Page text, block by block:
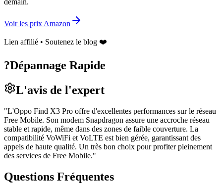
Voir les prix Amazon
Lien affilié • Soutenez le blog ❤️
?Dépannage Rapide
L'avis de l'expert
"L'Oppo Find X3 Pro offre d'excellentes performances sur le réseau
Free Mobile. Son modem Snapdragon assure une accroche réseau
stable et rapide, même dans des zones de faible couverture. La
compatibilité VoWiFi et VoLTE est bien gérée, garantissant des
appels de haute qualité. Un très bon choix pour profiter pleinement
des services de Free Mobile."
Questions Fréquentes